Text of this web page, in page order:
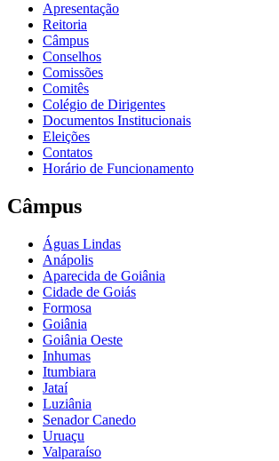
Apresentação
Reitoria
Câmpus
Conselhos
Comissões
Comitês
Colégio de Dirigentes
Documentos Institucionais
Eleições
Contatos
Horário de Funcionamento
Câmpus
Águas Lindas
Anápolis
Aparecida de Goiânia
Cidade de Goiás
Formosa
Goiânia
Goiânia Oeste
Inhumas
Itumbiara
Jataí
Luziânia
Senador Canedo
Uruaçu
Valparaíso